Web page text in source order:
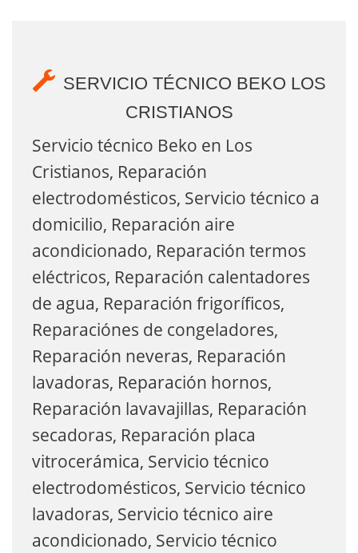
SERVICIO TÉCNICO BEKO LOS
CRISTIANOS
Servicio técnico Beko en Los
Cristianos, Reparación
electrodomésticos, Servicio técnico a
domicilio, Reparación aire
acondicionado, Reparación termos
eléctricos, Reparación calentadores
de agua, Reparación frigoríficos,
Reparaciónes de congeladores,
Reparación neveras, Reparación
lavadoras, Reparación hornos,
Reparación lavavajillas, Reparación
secadoras, Reparación placa
vitrocerámica, Servicio técnico
electrodomésticos, Servicio técnico
lavadoras, Servicio técnico aire
acondicionado, Servicio técnico